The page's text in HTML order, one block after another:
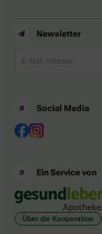
Newsletter
Social Media
Ein Service von
Über die Kooperation